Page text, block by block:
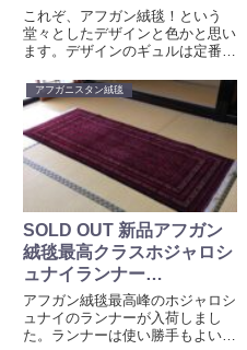
米！手織り草木染め
sk006
これぞ、アフガン絨毯！という
堂々としたデザインと色かと思い
ます。デザインのギュルは定番の
壇に豊穣を祝うように小麦のデザ
イン。ボーダーには杉とかえでを
イメージさせてくれます。こちら
の絨毯はアフガニスタンの北の街
のカミヤブという集落で作成され
ました。
アフガニスタン絨毯
SOLD OUT 新品アフガン
絨毯最高クラスホジャロシ
ュナイランナー
213cm*85cm 草木染め手
織りSK003High Quality
Khowaja Roshni Afghan
アフガン絨毯最高峰のホジャロシ
ュナイのランナーが入荷しまし
た。ランナーは使い勝手もよいか